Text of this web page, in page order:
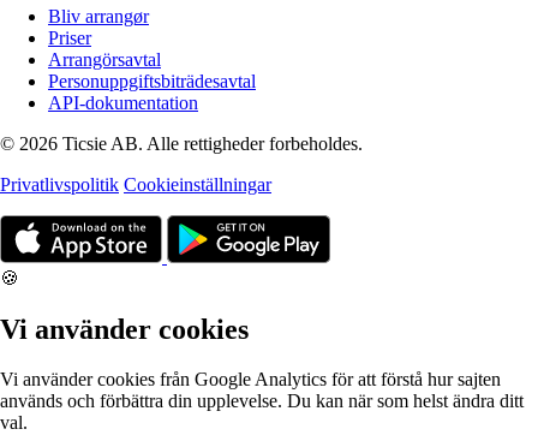
Bliv arrangør
Priser
Arrangörsavtal
Personuppgiftsbiträdesavtal
API-dokumentation
© 2026 Ticsie AB. Alle rettigheder forbeholdes.
Privatlivspolitik Cookieinställningar
🍪
Vi använder cookies
Vi använder cookies från Google Analytics för att förstå hur sajten
används och förbättra din upplevelse. Du kan när som helst ändra ditt
val.